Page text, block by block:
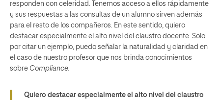
responden con celeridad. Tenemos acceso a ellos rápidamente
y sus respuestas a las consultas de un alumno sirven además
para el resto de los compañeros. En este sentido, quiero
destacar especialmente el alto nivel del claustro docente. Solo
por citar un ejemplo, puedo señalar la naturalidad y claridad en
el caso de nuestro profesor que nos brinda conocimientos
sobre Compliance.
Quiero destacar especialmente el alto nivel del claustro